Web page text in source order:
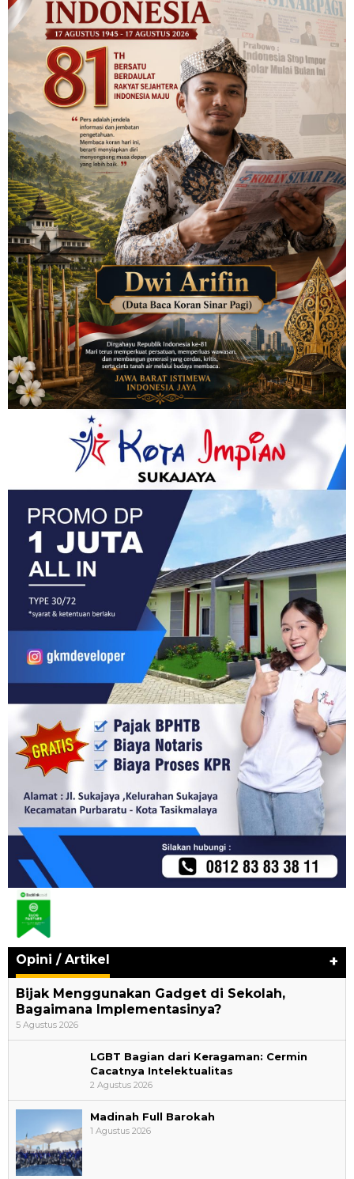
Opini / Artikel +
Bijak Menggunakan Gadget di Sekolah,
Bagaimana Implementasinya?
5 Agustus 2026
LGBT Bagian dari Keragaman: Cermin
Cacatnya Intelektualitas
2 Agustus 2026
Madinah Full Barokah
1 Agustus 2026